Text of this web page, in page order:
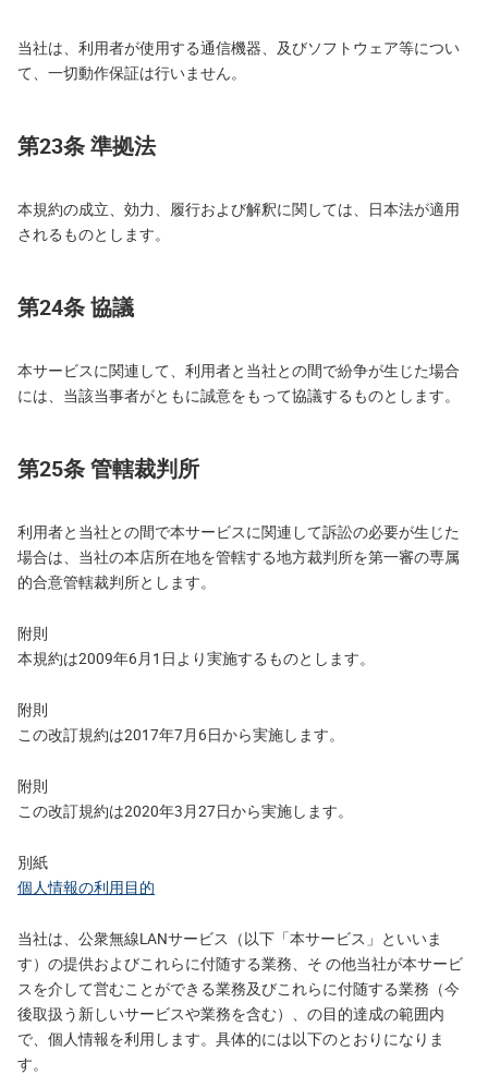
当社は、利用者が使用する通信機器、及びソフトウェア等につい
て、一切動作保証は行いません。
第23条 準拠法
本規約の成立、効力、履行および解釈に関しては、日本法が適用
されるものとします。
第24条 協議
本サービスに関連して、利用者と当社との間で紛争が生じた場合
には、当該当事者がともに誠意をもって協議するものとします。
第25条 管轄裁判所
利用者と当社との間で本サービスに関連して訴訟の必要が生じた
場合は、当社の本店所在地を管轄する地方裁判所を第一審の専属
的合意管轄裁判所とします。
附則
本規約は2009年6月1日より実施するものとします。
附則
この改訂規約は2017年7月6日から実施します。
附則
この改訂規約は2020年3月27日から実施します。
別紙
個人情報の利用目的
当社は、公衆無線LANサービス（以下「本サービス」といいま
す）の提供およびこれらに付随する業務、そ の他当社が本サービ
スを介して営むことができる業務及びこれらに付随する業務（今
後取扱う新しいサービスや業務を含む）、の目的達成の範囲内
で、個人情報を利用します。具体的には以下のとおりになりま
す。